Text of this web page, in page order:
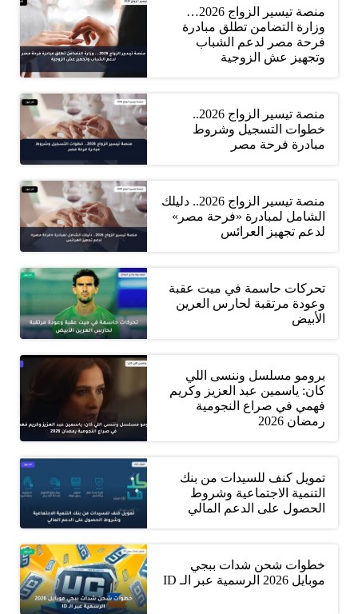
منصة تيسير الزواج 2026…
وزارة التضامن تطلق مبادرة
فرحة مصر لدعم الشباب
وتجهيز عش الزوجية
منصة تيسير الزواج 2026..
خطوات التسجيل وشروط
مبادرة فرحة مصر
منصة تيسير الزواج 2026.. دليلك
الشامل لمبادرة «فرحة مصر»
لدعم تجهيز العرائس
تحركات حاسمة في ميت عقبة
وعودة مرتقبة لحارس العرين
الأبيض
برومو مسلسل وننسى اللي
كان: ياسمين عبد العزيز وكريم
فهمي في صراع النجومية
رمضان 2026
تمويل كنف للسيدات من بنك
التنمية الاجتماعية وشروط
الحصول على الدعم المالي
خطوات شحن شدات ببجي
موبايل 2026 الرسمية عبر الـ ID